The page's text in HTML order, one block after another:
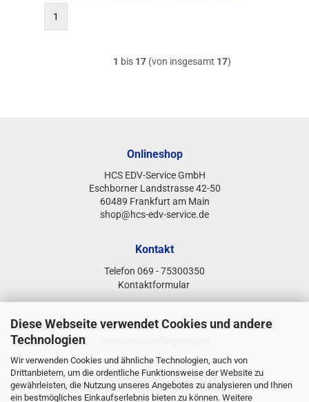
Diese Webseite verwendet Cookies und andere
Technologien
Wir verwenden Cookies und ähnliche Technologien, auch von
Drittanbietern, um die ordentliche Funktionsweise der Website zu
gewährleisten, die Nutzung unseres Angebotes zu analysieren und Ihnen
ein bestmögliches Einkaufserlebnis bieten zu können. Weitere
1
1 bis 17(von insgesamt 17)
Onlineshop
HCS EDV-Service GmbH
Eschborner Landstrasse 42-50
60489 Frankfurt am Main
shop@hcs-edv-service.de
Kontakt
Telefon 069 - 75300350
Kontaktformular
Bestellung & Lieferung
Preise & Zahlungsbedingungen
Allgemeine Geschäftsbedingungen